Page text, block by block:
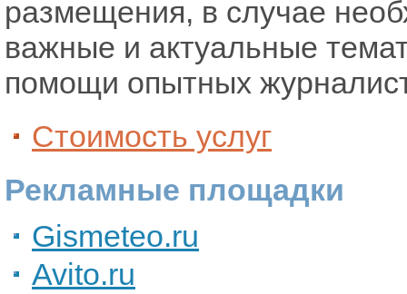
размещения, в случае
важные и актуальные
помощи опытных
Стоимость услуг
Рекламные площадки
Gismeteo.ru
Avito.ru